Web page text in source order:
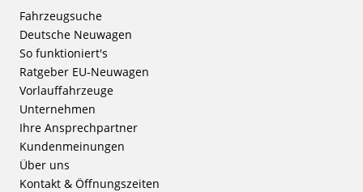
Fahrzeugsuche
Deutsche Neuwagen
So funktioniert's
Ratgeber EU-Neuwagen
Vorlauffahrzeuge
Unternehmen
Ihre Ansprechpartner
Kundenmeinungen
Über uns
Kontakt & Öffnungszeiten